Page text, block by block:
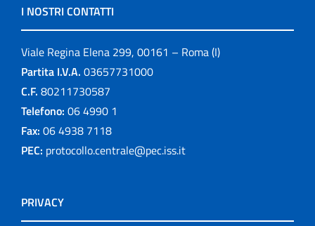
I NOSTRI CONTATTI
Viale Regina Elena 299, 00161 – Roma (I)
Partita I.V.A. 03657731000
C.F. 80211730587
Telefono: 06 4990 1
Fax: 06 4938 7118
PEC: protocollo.centrale@pec.iss.it
PRIVACY